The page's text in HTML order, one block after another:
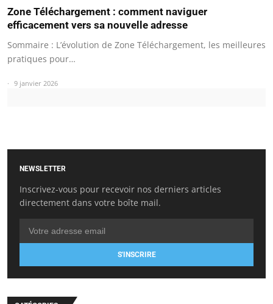
Zone Téléchargement : comment naviguer
efficacement vers sa nouvelle adresse
Sommaire : L’évolution de Zone Téléchargement, les meilleures
pratiques pour…
9 janvier 2026
NEWSLETTER
Inscrivez-vous pour recevoir nos derniers articles
directement dans votre boîte mail.
S'INSCRIRE